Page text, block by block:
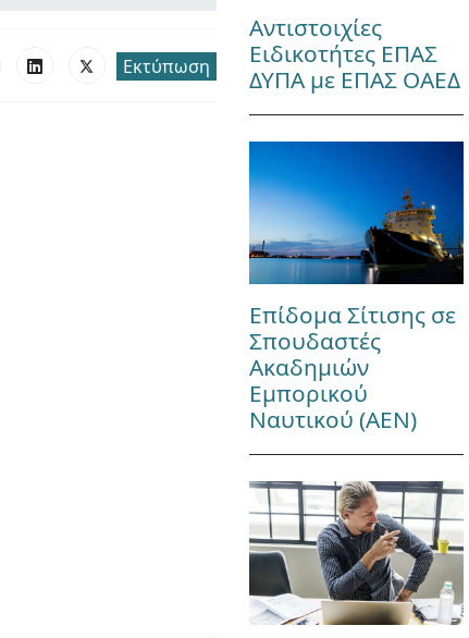
Εκτύπωση
Αντιστοιχίες
Ειδικοτήτες ΕΠΑΣ
ΔΥΠΑ με ΕΠΑΣ ΟΑΕΔ
Επίδομα Σίτισης σε
Σπουδαστές
Ακαδημιών
Εμπορικού
Ναυτικού (ΑΕΝ)